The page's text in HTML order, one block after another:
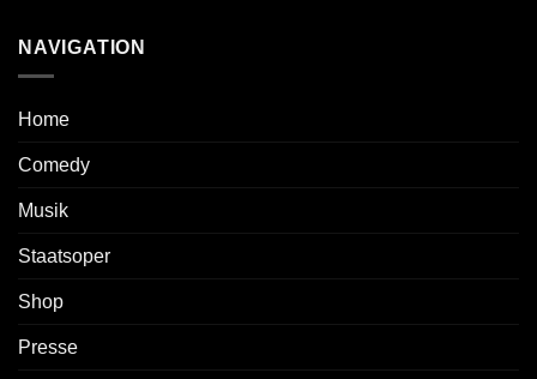
NAVIGATION
Home
Comedy
Musik
Staatsoper
Shop
Presse